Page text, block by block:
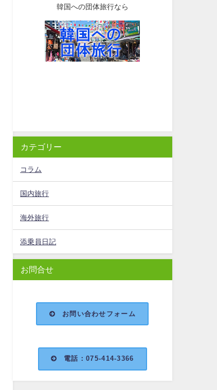
韓国への団体旅行なら
カテゴリー
コラム
国内旅行
海外旅行
添乗員日記
お問合せ
お問い合わせフォーム
電話：075-414-3366